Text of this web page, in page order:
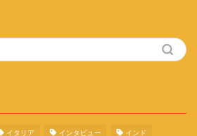
イタリア インタビュー インド